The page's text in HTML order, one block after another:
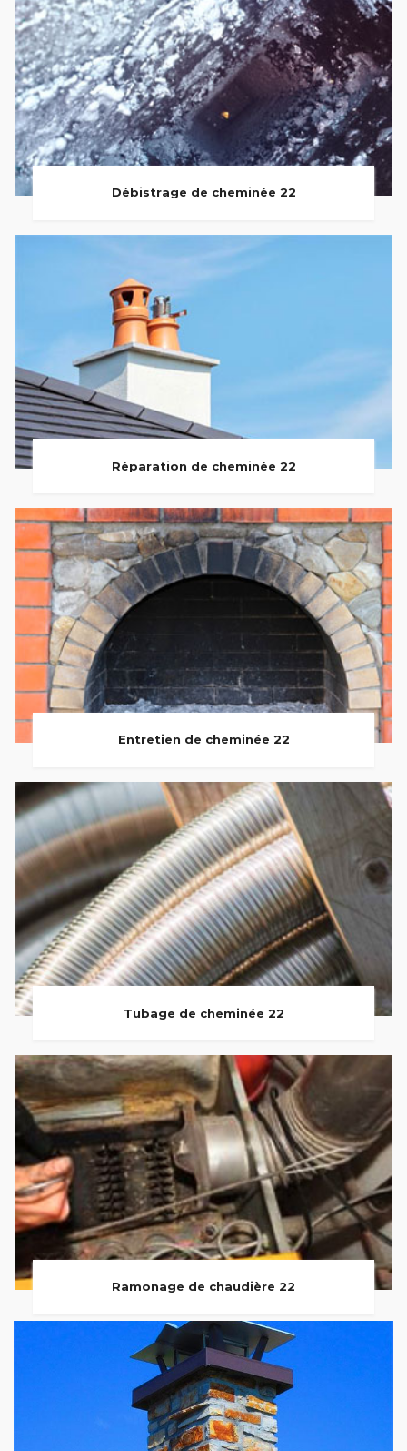
Débistrage de cheminée 22
Réparation de cheminée 22
Entretien de cheminée 22
Tubage de cheminée 22
Ramonage de chaudière 22